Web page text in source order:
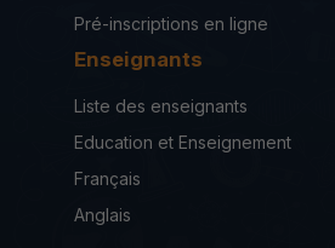
Pré-inscriptions en ligne
Enseignants
Liste des enseignants
Education et Enseignement
Français
Anglais